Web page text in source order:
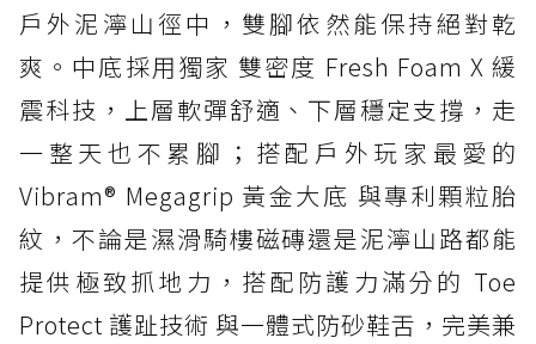
戶外泥濘山徑中，雙腳依然能保持絕對乾
爽。中底採用獨家 雙密度 Fresh Foam X 緩
震科技，上層軟彈舒適、下層穩定支撐，走
一整天也不累腳；搭配戶外玩家最愛的
Vibram® Megagrip 黃金大底 與專利顆粒胎
紋，不論是濕滑騎樓磁磚還是泥濘山路都能
提供極致抓地力，搭配防護力滿分的 Toe
Protect 護趾技術 與一體式防砂鞋舌，完美兼